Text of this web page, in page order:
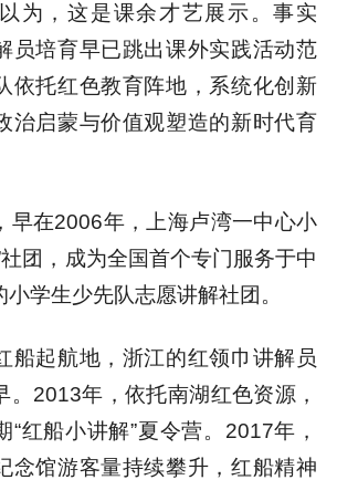
为，这是课余才艺展示。事实
员培育早已跳出课外实践活动范
依托红色教育阵地，系统化创新
治启蒙与价值观塑造的新时代育
早在2006年，上海卢湾一中心小
社团，成为全国首个专门服务于中
学生少先队志愿讲解社团。
船起航地，浙江的红领巾讲解员
。2013年，依托南湖红色资源，
“红船小讲解”夏令营。2017年，
念馆游客量持续攀升，红船精神